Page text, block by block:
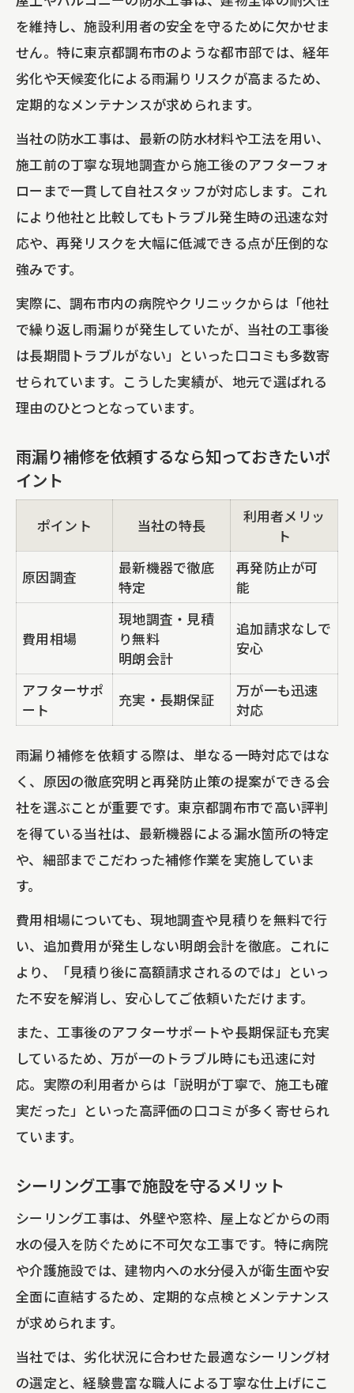
を維持し、施設利用者の安全を守るために欠かせま
せん。特に東京都調布市のような都市部では、経年
劣化や天候変化による雨漏りリスクが高まるため、
定期的なメンテナンスが求められます。
当社の防水工事は、最新の防水材料や工法を用い、
施工前の丁寧な現地調査から施工後のアフターフォ
ローまで一貫して自社スタッフが対応します。これ
により他社と比較してもトラブル発生時の迅速な対
応や、再発リスクを大幅に低減できる点が圧倒的な
強みです。
実際に、調布市内の病院やクリニックからは「他社
で繰り返し雨漏りが発生していたが、当社の工事後
は長期間トラブルがない」といった口コミも多数寄
せられています。こうした実績が、地元で選ばれる
理由のひとつとなっています。
雨漏り補修を依頼するなら知っておきたいポ
イント
ポイント 当社の特長
利用者メリッ
ト
原因調査
最新機器で徹底
特定
再発防止が可
能
費用相場
現地調査・見積
り無料
明朗会計
追加請求なしで
安心
アフターサポ
ート
充実・長期保証
万が一も迅速
対応
雨漏り補修を依頼する際は、単なる一時対応ではな
く、原因の徹底究明と再発防止策の提案ができる会
社を選ぶことが重要です。東京都調布市で高い評判
を得ている当社は、最新機器による漏水箇所の特定
や、細部までこだわった補修作業を実施していま
す。
費用相場についても、現地調査や見積りを無料で行
い、追加費用が発生しない明朗会計を徹底。これに
より、「見積り後に高額請求されるのでは」といっ
た不安を解消し、安心してご依頼いただけます。
また、工事後のアフターサポートや長期保証も充実
しているため、万が一のトラブル時にも迅速に対
応。実際の利用者からは「説明が丁寧で、施工も確
実だった」といった高評価の口コミが多く寄せられ
ています。
シーリング工事で施設を守るメリット
シーリング工事は、外壁や窓枠、屋上などからの雨
水の侵入を防ぐために不可欠な工事です。特に病院
や介護施設では、建物内への水分侵入が衛生面や安
全面に直結するため、定期的な点検とメンテナンス
が求められます。
当社では、劣化状況に合わせた最適なシーリング材
の選定と、経験豊富な職人による丁寧な仕上げにこ